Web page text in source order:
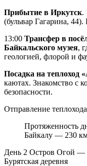
Прибытие в Иркутск.
(бульвар Гагарина,
13:00 Трансфер в
Байкальского музея,
геологией, флорой и
Посадка на теплоход
каютах. Знакомство с
безопасности.
Отправление
Протяженность
Байкалу — 230
День 2 Остров Огой —
Бурятская деревня